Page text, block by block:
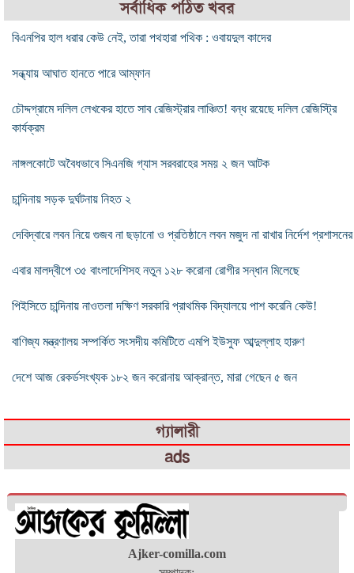
সর্বাধিক পঠিত খবর
বিএনপির হাল ধরার কেউ নেই, তারা পথহারা পথিক : ওবায়দুল কাদের
সন্ধ্যায় আঘাত হানতে পারে আম্ফান
চৌদ্দগ্রামে দলিল লেখকের হাতে সাব রেজিস্ট্রার লাঞ্চিত! বন্ধ রয়েছে দলিল রেজিস্ট্রি
কার্যক্রম
নাঙ্গলকোটে অবৈধভাবে সিএনজি গ্যাস সরবরাহের সময় ২ জন আটক
চান্দিনায় সড়ক দুর্ঘটনায় নিহত ২
দেবিদ্বারে লবন নিয়ে গুজব না ছড়ানো ও প্রতিষ্ঠানে লবন মজুদ না রাখার নির্দেশ প্রশাসনের
এবার মালদ্বীপে ৩৫ বাংলাদেশিসহ নতুন ১২৮ করোনা রোগীর সন্ধান মিলেছে
পিইসিতে চান্দিনায় নাওতলা দক্ষিণ সরকারি প্রাথমিক বিদ্যালয়ে পাশ করেনি কেউ!
বাণিজ্য মন্ত্রণালয় সম্পর্কিত সংসদীয় কমিটিতে এমপি ইউসুফ আব্দুল্লাহ হারুণ
দেশে আজ রেকর্ডসংখ্যক ১৮২ জন করোনায় আক্রান্ত, মারা গেছেন ৫ জন
গ্যালারী
ads
Ajker-comilla.com